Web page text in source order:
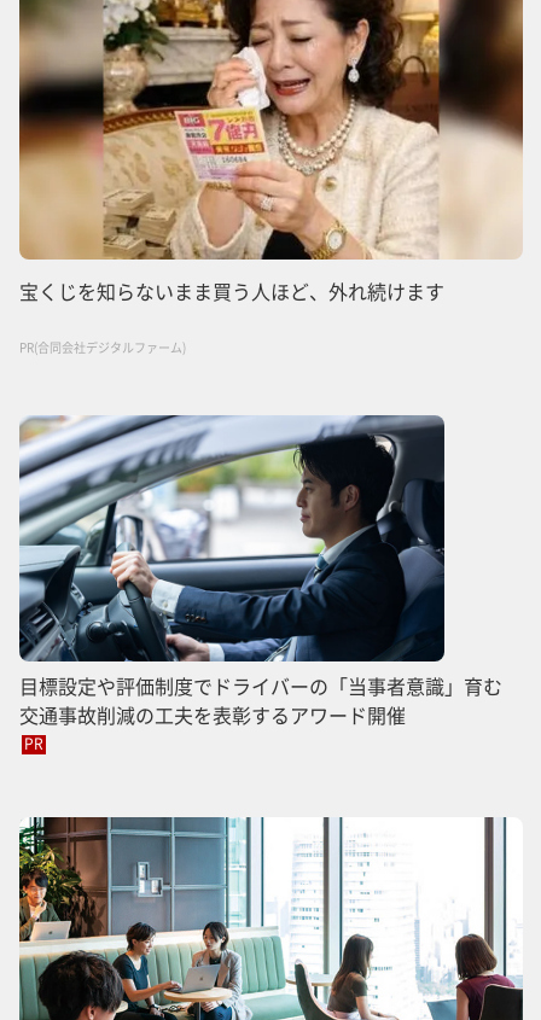
宝くじを知らないまま買う人ほど、外れ続けます
PR(合同会社デジタルファーム)
目標設定や評価制度でドライバーの「当事者意識」育む
交通事故削減の工夫を表彰するアワード開催
PR